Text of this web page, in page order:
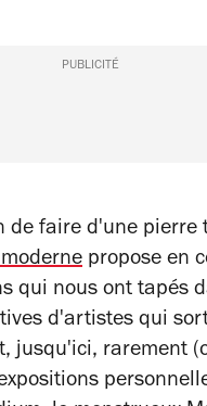
PUBLICITÉ
de faire d'une pierre
propose en
qui nous ont tapés
d'artistes qui
jusqu'ici, rarement